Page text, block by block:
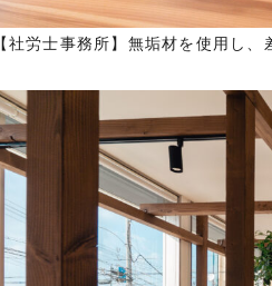
【社労士事務所】無垢材を使用し